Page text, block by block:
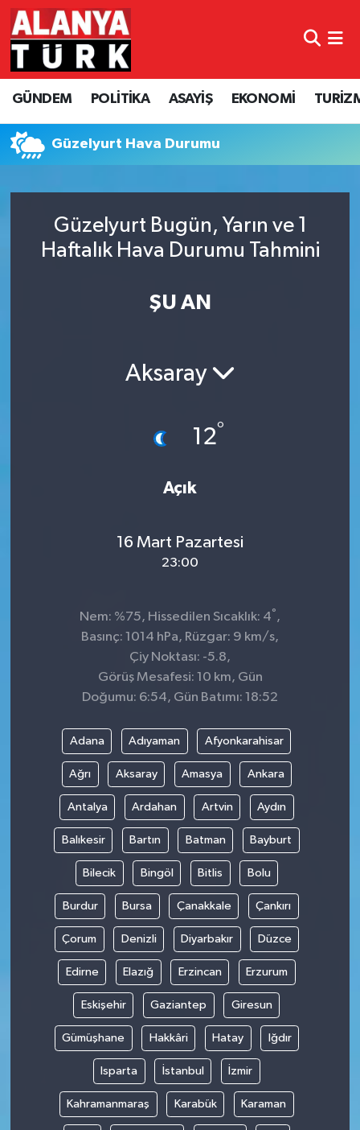
GÜNDEM POLİTİKA ASAYİŞ EKONOMİ
Güzelyurt Hava Durumu
Güzelyurt Bugün, Yarın ve 1
Haftalık Hava Durumu Tahmini
ŞU AN
Aksaray
12°
Açık
16 Mart Pazartesi
23:00
Nem: %75, Hissedilen Sıcaklık: 4° ,
Basınç: 1014 hPa, Rüzgar: 9 km/s,
Çiy Noktası: -5.8,
Görüş Mesafesi: 10 km, Gün
Doğumu: 6:54, Gün Batımı: 18:52
Adana Adıyaman Afyonkarahisar
Ağrı Aksaray Amasya Ankara
Antalya Ardahan Artvin Aydın
Balıkesir Bartın Batman Bayburt
Bilecik Bingöl Bitlis Bolu
Burdur Bursa Çanakkale Çankırı
Çorum Denizli Diyarbakır Düzce
Edirne Elazığ Erzincan Erzurum
Eskişehir Gaziantep Giresun
Gümüşhane Hakkâri Hatay Iğdır
Isparta İstanbul İzmir
Kahramanmaraş Karabük Karaman
GÜNDEM
POLİTİKA
ASAYİŞ
TURİZM
Nöbetçi Eczaneler
Hava Durumu
Namaz Vakitleri
Süper Lig Puan Durumu ve Fikstür
Son Dakika Haberleri